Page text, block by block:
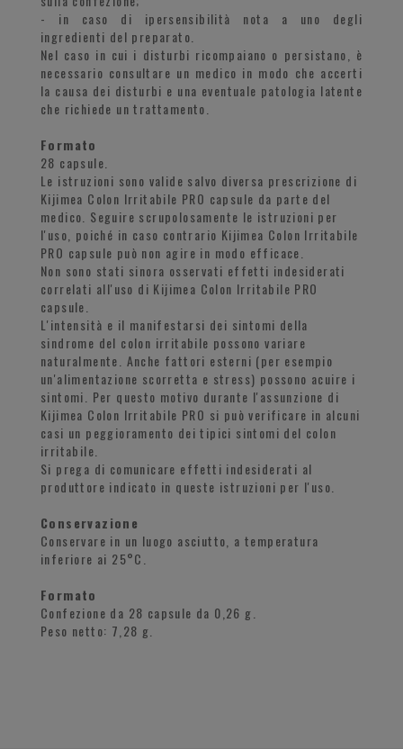
- in caso di ipersensibilità nota a uno degli
ingredienti del preparato.
Nel caso in cui i disturbi ricompaiano o persistano, è
necessario consultare un medico in modo che accerti
la causa dei disturbi e una eventuale patologia latente
che richiede un trattamento.
Formato
28 capsule.
Le istruzioni sono valide salvo diversa prescrizione di
Kijimea Colon Irritabile PRO capsule da parte del
medico. Seguire scrupolosamente le istruzioni per
l'uso, poiché in caso contrario Kijimea Colon Irritabile
PRO capsule può non agire in modo efficace.
Non sono stati sinora osservati effetti indesiderati
correlati all'uso di Kijimea Colon Irritabile PRO
capsule.
L'intensità e il manifestarsi dei sintomi della
sindrome del colon irritabile possono variare
naturalmente. Anche fattori esterni (per esempio
un'alimentazione scorretta e stress) possono acuire i
sintomi. Per questo motivo durante l'assunzione di
Kijimea Colon Irritabile PRO si può verificare in alcuni
casi un peggioramento dei tipici sintomi del colon
irritabile.
Si prega di comunicare effetti indesiderati al
produttore indicato in queste istruzioni per l'uso.
Conservazione
Conservare in un luogo asciutto, a temperatura
inferiore ai 25°C.
Formato
Confezione da 28 capsule da 0,26 g.
Peso netto: 7,28 g.